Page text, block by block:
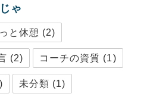
ゃ
と休憩 (2)
(2) コーチの資質 (1)
未分類 (1)